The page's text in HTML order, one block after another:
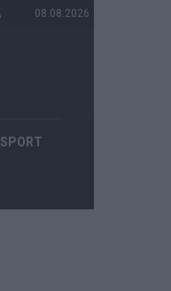
08.08.2026
SPORT